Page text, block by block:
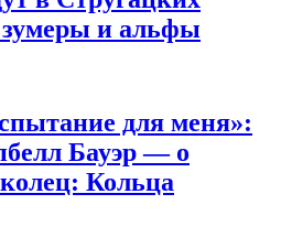
и альфы
для меня»:
Бауэр — о
Кольца